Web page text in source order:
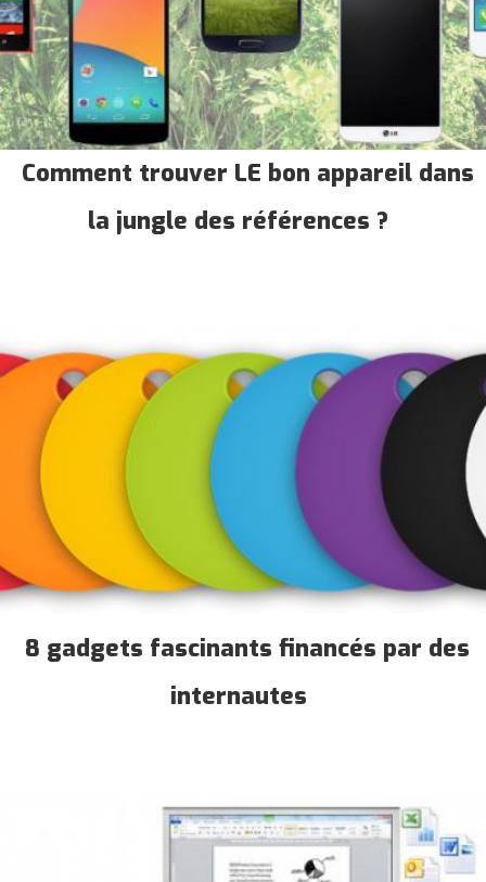
Comment trouver LE bon appareil dans
la jungle des références ?
8 gadgets fascinants financés par des
internautes